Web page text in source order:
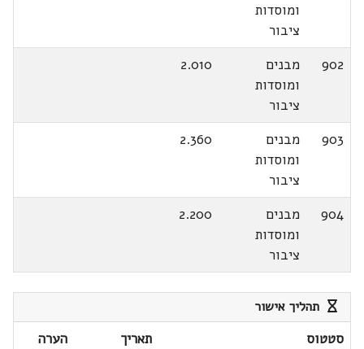
ומוסדות
ציבור
902
מבנים
ומוסדות
ציבור
2.010
903
מבנים
ומוסדות
ציבור
2.360
904
מבנים
ומוסדות
ציבור
2.200
תהליך אישור
סטטוס תאריך
הערה